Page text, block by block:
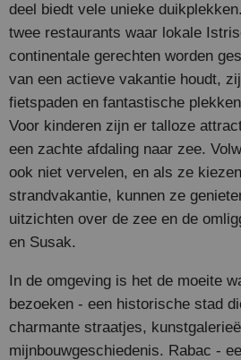
deel biedt vele unieke
twee restaurants waar lokale
continentale gerechten worden
van een actieve vakantie houdt,
fietspaden en fantastische
Voor kinderen zijn er talloze
een zachte afdaling naar zee.
ook niet vervelen, en als ze
strandvakantie, kunnen ze
uitzichten over de zee en de
en Susak.
In de omgeving is het de moeite
bezoeken - een historische stad
charmante straatjes,
mijnbouwgeschiedenis. Rabac -